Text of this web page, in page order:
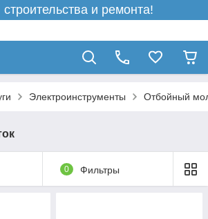
и ремонта!
Электроинструменты Отбойный
0 Фильтры